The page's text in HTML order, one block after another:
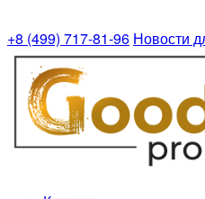
+8 (499) 717-81-96 Новости